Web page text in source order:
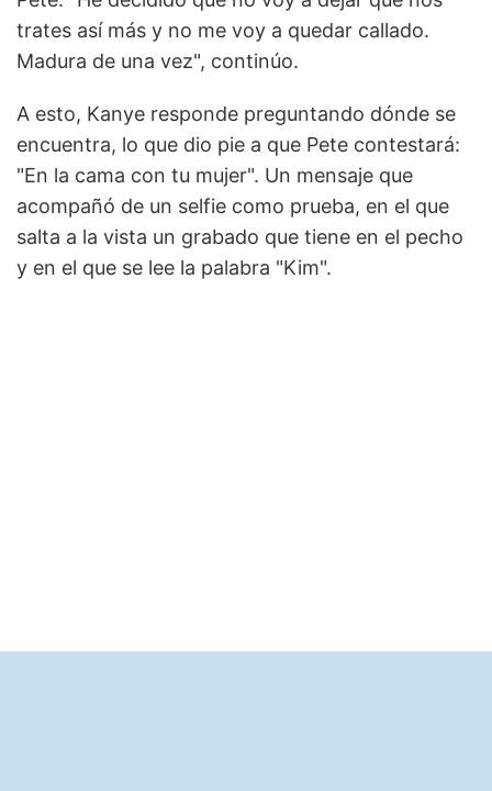
trates así más y no me voy a quedar callado.
Madura de una vez", continúo.
A esto, Kanye responde preguntando dónde se
encuentra, lo que dio pie a que Pete contestará:
"En la cama con tu mujer". Un mensaje que
acompañó de un selfie como prueba, en el que
salta a la vista un grabado que tiene en el pecho
y en el que se lee la palabra "Kim".